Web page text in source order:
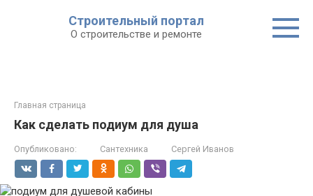
Строительный портал
О строительстве и ремонте
Главная страница
Как сделать подиум для душа
Опубликовано: Сантехника Сергей Иванов